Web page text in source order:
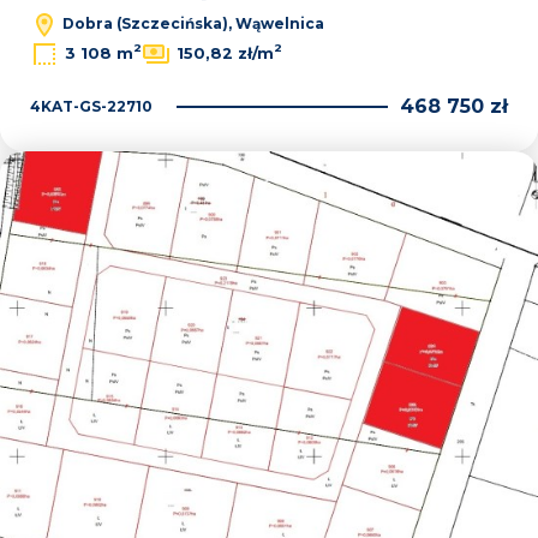
Dobra (Szczecińska), Wąwelnica
3 108 m2 150,82 zł/m2
4KAT-GS-22710 468 750 zł